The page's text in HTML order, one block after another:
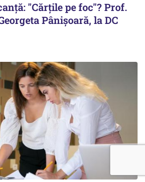
"Cărțile pe foc"? Prof.
Pânișoară, la DC